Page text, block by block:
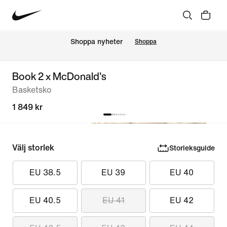
Shoppa nyheter Shoppa
Book 2 x McDonald's
Basketsko
1 849 kr
Välj storlek Storleksguide
EU 38.5 EU 39 EU 40
EU 40.5 EU 41 EU 42